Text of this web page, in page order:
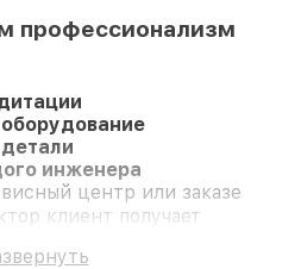
профессионализм
инженера
центр или заказе
клиент получает